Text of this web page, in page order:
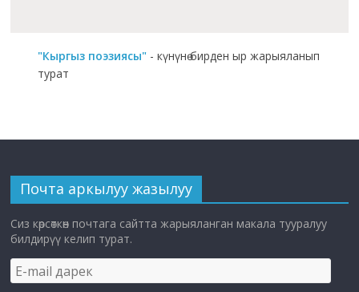
"Кыргыз поэзиясы" - күнүнө бирден ыр жарыяланып
турат
Почта аркылуу жазылуу
Сиз көрсөткөн почтага сайтта жарыяланган макала тууралуу
билдирүү келип турат.
E-
mail